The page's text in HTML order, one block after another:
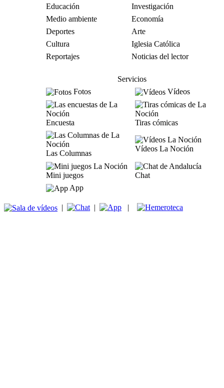
Educación
Investigación
Medio ambiente
Economía
Deportes
Arte
Cultura
Iglesia Católica
Reportajes
Noticias del lector
Servicios
Fotos
Vídeos
Encuesta Tiras cómicas
Las Columnas
Vídeos La Noción
Mini juegos
Chat
App
| | |